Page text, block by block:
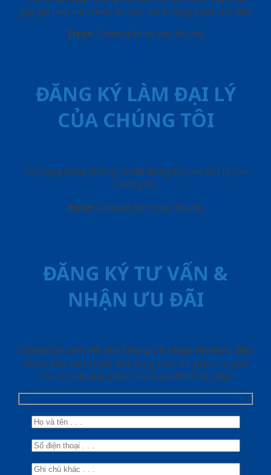
gặp gỡ làm việc hoăc tư vấn mà không phải chờ đợi.
Error: Contact form not found.
ĐĂNG KÝ LÀM ĐẠI LÝ
CỦA CHÚNG TÔI
Vui lòng nhập thông tin để đăng ký làm đại lý của
chúng tôi
Error: Contact form not found.
ĐĂNG KÝ TƯ VẤN &
NHẬN ƯU ĐÃI
Chúng tôi cam kết mọi thông tin nhập vào dưới đây
được bảo mật tuyệt đối cũng như chỉ phục vụ yêu
cầu tư vấn duy nhất của quý khách tại đây.